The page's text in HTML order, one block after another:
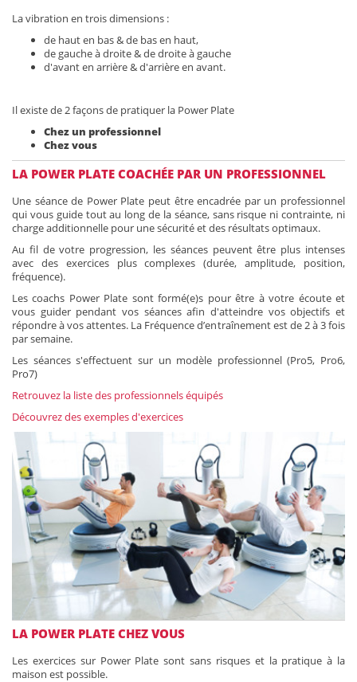
La vibration en trois dimensions :
de haut en bas & de bas en haut,
de gauche à droite & de droite à gauche
d'avant en arrière & d'arrière en avant.
Il existe de 2 façons de pratiquer la Power Plate
Chez un professionnel
Chez vous
LA POWER PLATE COACHÉE PAR UN PROFESSIONNEL
Une séance de Power Plate peut être encadrée par un professionnel
qui vous guide tout au long de la séance, sans risque ni contrainte, ni
charge additionnelle pour une sécurité et des résultats optimaux.
Au fil de votre progression, les séances peuvent être plus intenses
avec des exercices plus complexes (durée, amplitude, position,
fréquence).
Les coachs Power Plate sont formé(e)s pour être à votre écoute et
vous guider pendant vos séances afin d'atteindre vos objectifs et
répondre à vos attentes. La Fréquence d’entraînement est de 2 à 3 fois
par semaine.
Les séances s'effectuent sur un modèle professionnel (Pro5, Pro6,
Pro7)
Retrouvez la liste des professionnels équipés
Découvrez des exemples d'exercices
LA POWER PLATE CHEZ VOUS
Les exercices sur Power Plate sont sans risques et la pratique à la
maison est possible.